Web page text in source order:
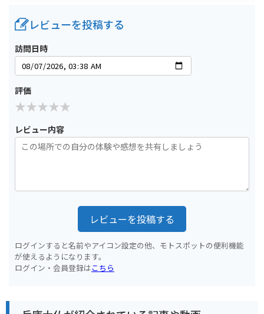
レビューを投稿する
訪問日時
評価
レビュー内容
レビューを投稿する
ログインすると名前やアイコン設定の他、モトスポットの便利機能
が使えるようになります。
ログイン・会員登録はこちら